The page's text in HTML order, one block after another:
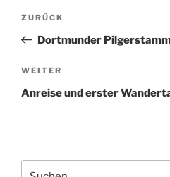
Beitragsnavigation
Vorheriger
Beitrag
ZURÜCK
Dortmunder
Nächster
Beitrag
WEITER
Anreise und erster